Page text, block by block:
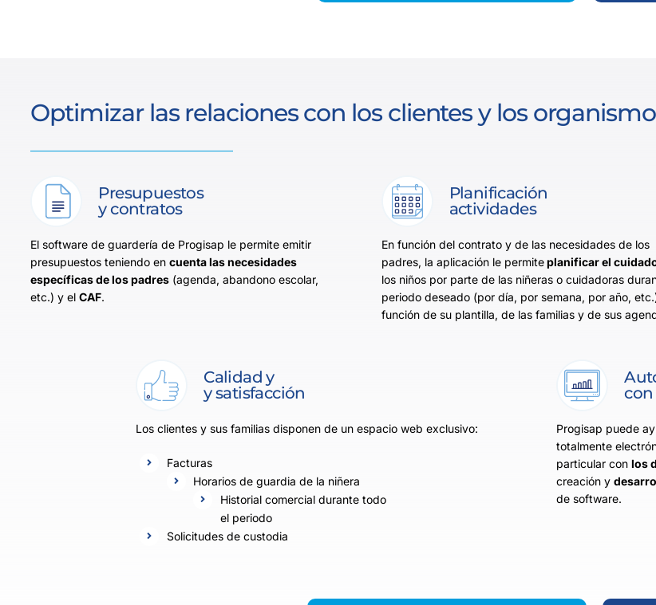
Optimizar las relaciones con los clientes y los
Presupuestos
y contratos
El software de guardería de Progisap le permite emitir
presupuestos teniendo encuenta las necesidades
específicas de los padres (agenda, abandono escolar,
etc.) y elCAF.
Planificación
actividades
En función del contrato y de las necesidades de los
padres, la aplicación le permiteplanificar el
los niños por parte de las niñeras o cuidadoras
periodo deseado (por día, por semana, por año,
función de su plantilla, de las familias y de sus
Calidad y
y satisfacción
Los clientes y sus familias disponen de un espacio web exclusivo:
Facturas
Horarios de guardia de la niñera
Historial comercial durante todo
el periodo
Solicitudes de custodia
con
Progisap puede
totalmente
particular conlos
creación y
de software.